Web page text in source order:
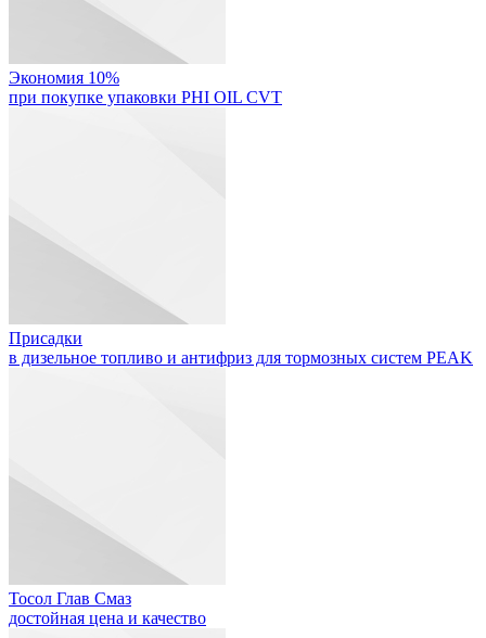
Экономия 10%
при покупке упаковки PHI OIL CVT
Присадки
в дизельное топливо и антифриз для тормозных систем PEAK
Тосол Глав Смаз
достойная цена и качество